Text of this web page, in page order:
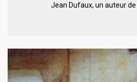
Jean Dufaux, un auteur de